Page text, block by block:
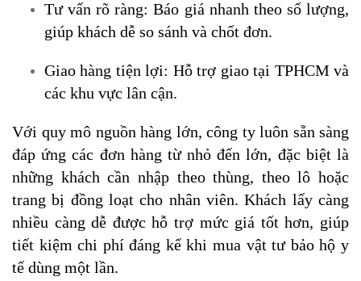
Tư vấn rõ ràng: Báo giá nhanh theo số lượng,
giúp khách dễ so sánh và chốt đơn.
Giao hàng tiện lợi: Hỗ trợ giao tại TPHCM và
các khu vực lân cận.
Với quy mô nguồn hàng lớn, công ty luôn sẵn sàng
đáp ứng các đơn hàng từ nhỏ đến lớn, đặc biệt là
những khách cần nhập theo thùng, theo lô hoặc
trang bị đồng loạt cho nhân viên. Khách lấy càng
nhiều càng dễ được hỗ trợ mức giá tốt hơn, giúp
tiết kiệm chi phí đáng kể khi mua vật tư bảo hộ y
tế dùng một lần.